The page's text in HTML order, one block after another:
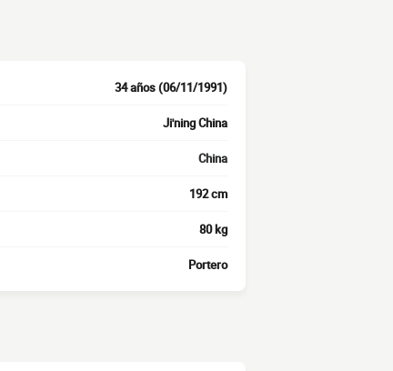
34 años (06/11/1991)
Ji'ning China
China
192 cm
80 kg
Portero